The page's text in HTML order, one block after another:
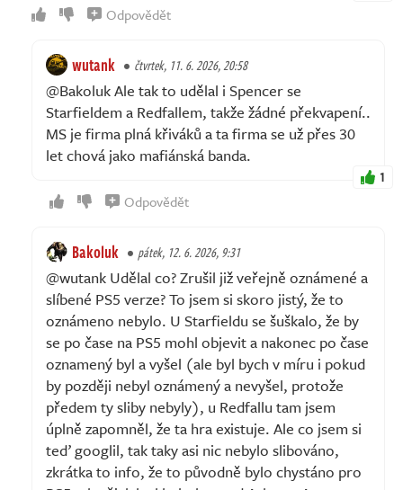
Odpovědět
wutank čtvrtek, 11. 6. 2026, 20:58
@Bakoluk Ale tak to udělal i Spencer se
Starfieldem a Redfallem, takže žádné překvapení..
MS je firma plná křiváků a ta firma se už přes 30
let chová jako mafiánská banda.
1
Odpovědět
Bakoluk pátek, 12. 6. 2026, 9:31
@wutank Udělal co? Zrušil již veřejně oznámené a
slíbené PS5 verze? To jsem si skoro jistý, že to
oznámeno nebylo. U Starfieldu se šuškalo, že by
se po čase na PS5 mohl objevit a nakonec po čase
oznamený byl a vyšel (ale byl bych v míru i pokud
by později nebyl oznámený a nevyšel, protože
předem ty sliby nebyly), u Redfallu tam jsem
úplně zapomněl, že ta hra existuje. Ale co jsem si
teď googlil, tak taky asi nic nebylo slibováno,
zkrátka to info, že to původně bylo chystáno pro